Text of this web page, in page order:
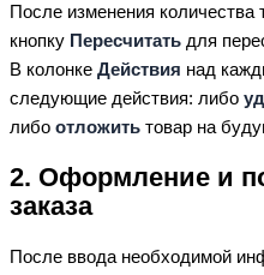
После изменения
кнопку Пересчитать для
В колонке Действия над
следующие действия: либо
либо отложить товар на
2. Оформление и
заказа
После ввода необходимой